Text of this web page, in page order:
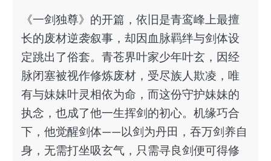
《一剑独尊》的开篇，依旧是青鸾峰上最擅
长的废材逆袭叙事，却因血脉羁绊与剑体设
定跳出了俗套。青苍界叶家少年叶玄，因经
脉闭塞被视作修炼废材，受尽族人欺凌，唯
有与妹妹叶灵相依为命，而这份守护妹妹的
执念，也成了他一生挥剑的初心。机缘巧合
下，他觉醒剑体——以剑为丹田，吞万剑养自
身，无需打坐吸玄气，只需寻良剑便可得修